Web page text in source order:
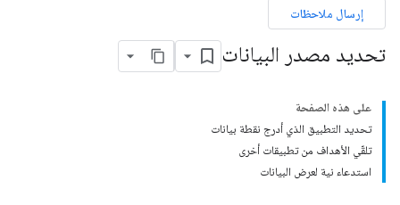
إرسال ملاحظات
تحديد مصدر البيانات
على هذه الصفحة
تحديد التطبيق الذي أدرج نقطة بيانات
تلقّي الأهداف من تطبيقات أخرى
استدعاء نية لعرض البيانات